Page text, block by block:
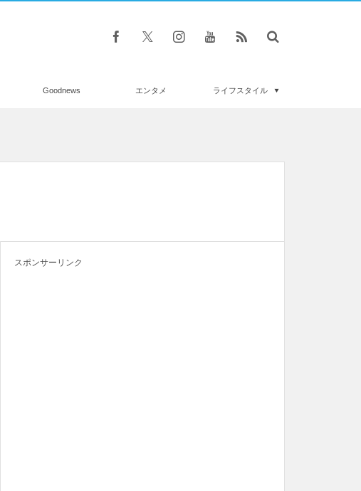
Goodnews エンタメ ライフスタイル
スポンサーリンク